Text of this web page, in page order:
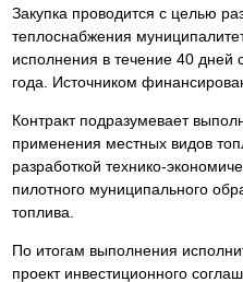
Закупка проводится с целью
теплоснабжения
исполнения в течение 40 дней
года. Источником
Контракт подразумевает
применения местных видов
разработкой технико-
пилотного муниципального
топлива.
По итогам выполнения
проект инвестиционного